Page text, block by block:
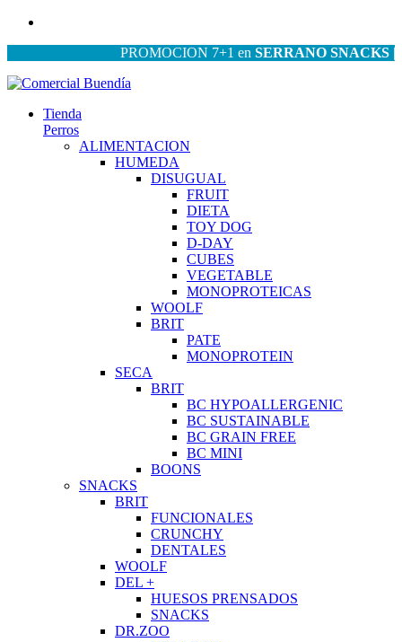
PROMOCION 7+1 enSERRANO SNACKS|
Tienda
Perros
ALIMENTACION
HUMEDA
DISUGUAL
FRUIT
DIETA
TOY DOG
D-DAY
CUBES
VEGETABLE
MONOPROTEICAS
WOOLF
BRIT
PATE
MONOPROTEIN
SECA
BRIT
BC HYPOALLERGENIC
BC SUSTAINABLE
BC GRAIN FREE
BC MINI
BOONS
SNACKS
BRIT
FUNCIONALES
CRUNCHY
DENTALES
WOOLF
DEL +
HUESOS PRENSADOS
SNACKS
DR.ZOO